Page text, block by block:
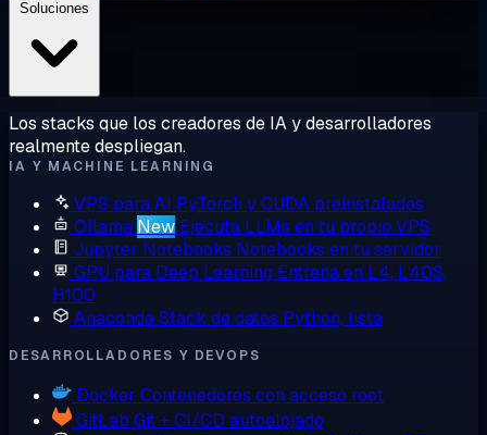
Los stacks que los creadores de IA y desarrolladores
realmente despliegan.
IA Y MACHINE LEARNING
VPS para AI PyTorch y CUDA preinstalados
Ollama New Ejecuta LLMs en tu propio VPS
Jupyter Notebooks Notebooks en tu servidor
GPU para Deep Learning Entrena en L4, L40S,
H100
AnacondaStack de datos Python, lista
DESARROLLADORES Y DEVOPS
Docker Contenedores con acceso root
GitLab Git + CI/CD autoalojado